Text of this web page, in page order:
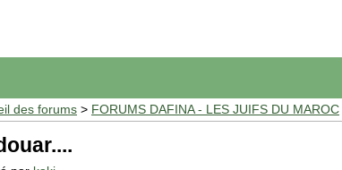
des forums > FORUMS DAFINA - LES JUIFS DU MAROC